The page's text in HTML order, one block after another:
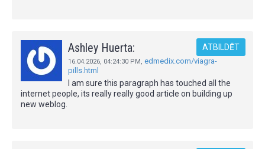
Ashley Huerta:
16.04.2026, 04:24:30 PM, edmedix.com/viagra-
pills.html
ATBILDĒT
I am sure this paragraph has touched all the
internet people, its really really good article on building up
new weblog.